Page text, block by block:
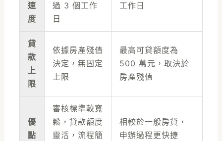
速
度
過 3 個工作
日
工作日
貸
款
上
限
依據房產殘值
決定，無固定
上限
最高可貸額度為
500 萬元，取決於
房產殘值
優
點
審核標準較寬
鬆，貸款額度
靈活，流程簡
相較於一般房貸，
申辦過程更快捷